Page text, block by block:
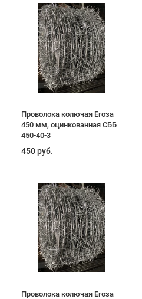
Проволока колючая Егоза
450 мм, оцинкованная СББ
450-40-3
450 руб.
Проволока колючая Егоза